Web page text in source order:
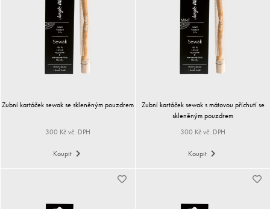
Zubní kartáček sewak se skleněným pouzdrem
300 Kč vč. DPH
Koupit
Zubní kartáček sewak s mátovou příchutí se
skleněným pouzdrem
300 Kč vč. DPH
Koupit